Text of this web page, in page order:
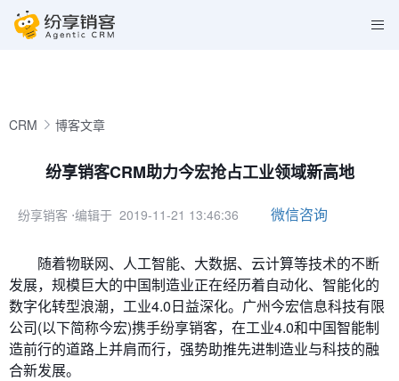
CRM 博客文章
纷享销客CRM助力今宏抢占工业领域新高地
纷享销客 ⋅编辑于 2019-11-21 13:46:36 微信咨询
随着物联网、人工智能、大数据、云计算等技术的不断
发展，规模巨大的中国制造业正在经历着自动化、智能化的
数字化转型浪潮，工业4.0日益深化。广州今宏信息科技有限
公司(以下简称今宏)携手纷享销客，在工业4.0和中国智能制
造前行的道路上并肩而行，强势助推先进制造业与科技的融
合新发展。